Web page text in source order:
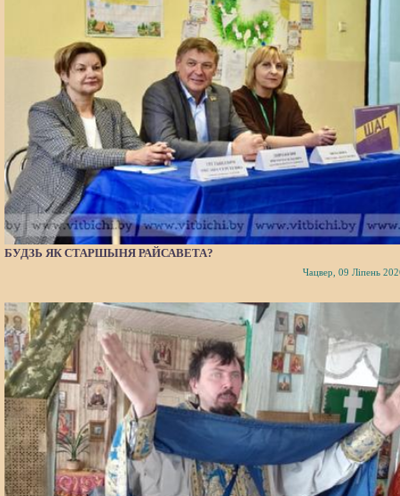
БУДЗЬ ЯК СТАРШЫНЯ РАЙСАВЕТА?
Чацвер, 09 Ліпень